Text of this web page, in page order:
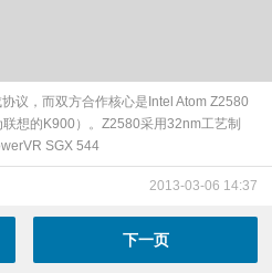
议，而双方合作核心是Intel Atom Z2580
想的K900）。Z2580采用32nm工艺制
SGX 544
2013-03-06 14:37
下一页